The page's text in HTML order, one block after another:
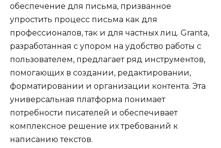
обеспечение для письма, призванное
упростить процесс письма как для
профессионалов, так и для частных лиц. Granta,
разработанная с упором на удобство работы с
пользователем, предлагает ряд инструментов,
помогающих в создании, редактировании,
форматировании и организации контента. Эта
универсальная платформа понимает
потребности писателей и обеспечивает
комплексное решение их требований к
написанию текстов.